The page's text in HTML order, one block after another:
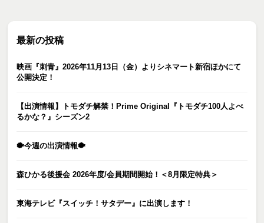
最新の投稿
映画『刺青』2026年11月13日（金）よりシネマート新宿ほかにて
公開決定！
【出演情報】トモダチ解禁！Prime Original『トモダチ100人よべ
るかな？』シーズン2
🐡今週の出演情報🐡
森ひかる後援会 2026年度/会員期間開始！＜8月限定特典＞
東海テレビ『スイッチ！サタデー』に出演します！